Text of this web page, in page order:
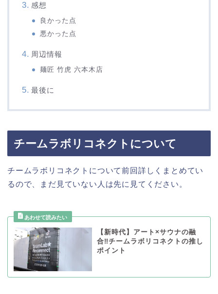
感想
良かった点
悪かった点
周辺情報
麺匠 竹虎 六本木店
最後に
チームラボリコネクトについて
チームラボリコネクトについて前回詳しくまとめてい
るので、まだ見ていない人は先に見てください。
【新時代】アート×サウナの融
合‼チームラボリコネクトの推し
ポイント